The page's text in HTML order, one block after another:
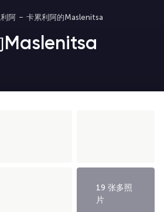
阿 卡累利阿的Maslenitsa
Maslenitsa
19 张多照
片